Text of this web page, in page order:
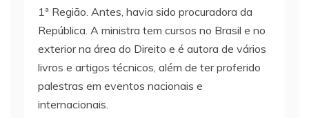
1ª Região. Antes, havia sido procuradora da
República. A ministra tem cursos no Brasil e no
exterior na área do Direito e é autora de vários
livros e artigos técnicos, além de ter proferido
palestras em eventos nacionais e
internacionais.